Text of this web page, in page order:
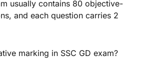
usually contains 80 objective-
and each question carries 2
marking in SSC GD exam?